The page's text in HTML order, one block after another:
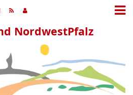
NordwestPfalz